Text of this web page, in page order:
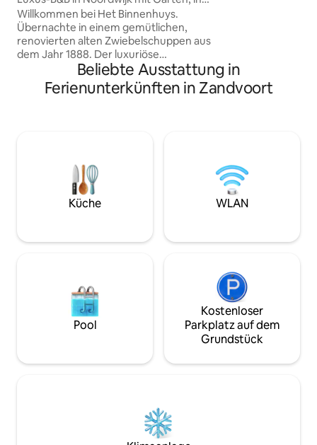
Strandnähe
Willkommen bei Het Binnenhuys.
Übernachte in einem gemütlichen,
renovierten alten Zwiebelschuppen aus
dem Jahr 1888. Der luxuriöse
Glühbirnenschuppen verfügt über einen
eigenen Garten, eine komplette Küche,
einen Whirlpool, zwei Schlafzimmer und
Bäckerei sind zu Fuß erreichbar. Du
kannst kostenlos parken (1 Auto). Die
Nutzung von 4 Fahrrädern ist
inbegriffen. Von Noordwijk aus erreichst
Beliebte Ausstattung in
Ferienunterkünften in Zandvoort
Küche WLAN
Pool
Kostenloser
Parkplatz auf dem
Grundstück